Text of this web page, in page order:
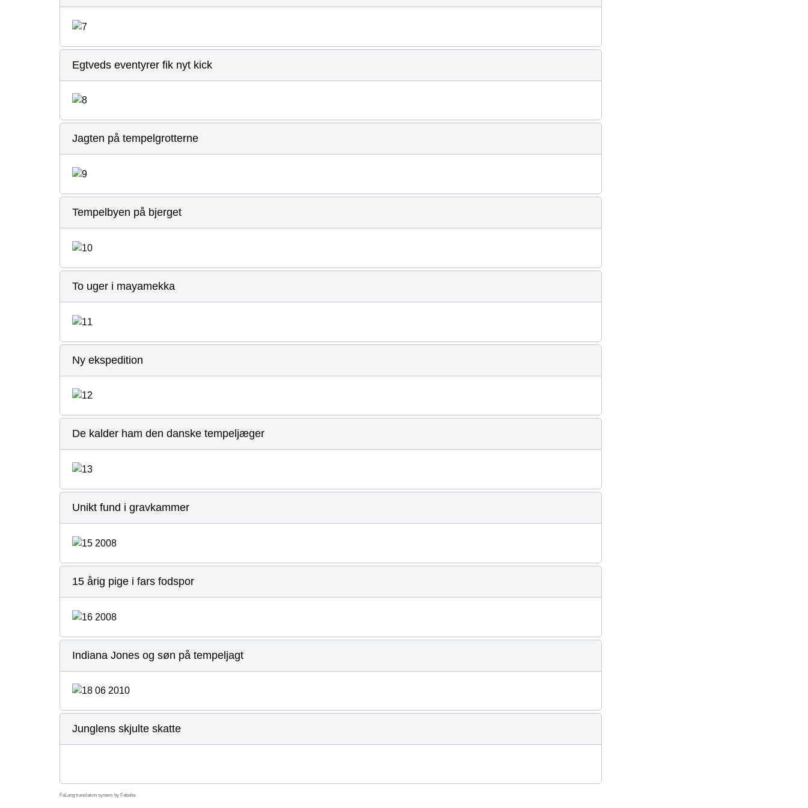
Egtveds eventyrer fik nyt kick
Jagten på tempelgrotterne
Tempelbyen på bjerget
To uger i mayamekka
Ny ekspedition
De kalder ham den danske tempeljæger
Unikt fund i gravkammer
15 årig pige i fars fodspor
Indiana Jones og søn på tempeljagt
Junglens skjulte skatte
FaLang translation system by Faboba